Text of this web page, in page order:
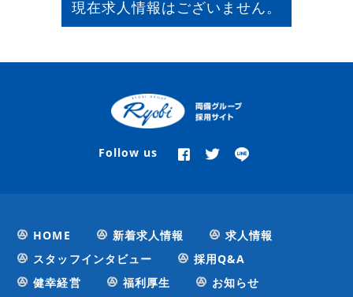
現在求人情報はございません。
Follow us
HOME 新着求人情報
求人情報
スタッフインタビュー
採用Q&A
健幸経営
福利厚生 お知らせ